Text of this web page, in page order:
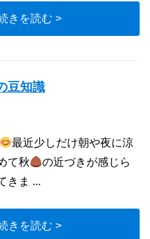
きを読む >
豆知識
最近少しだけ朝や夜に涼
て秋
の近づきが感じら
きま ...
きを読む >